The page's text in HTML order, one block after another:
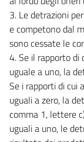
3. Le detrazioni
e competono dal
sono cessate le
4. Se il rapporto di
uguale a uno, la
Se i rapporti di cui
uguali a zero, la
comma 1, lettere
uguali a uno, le